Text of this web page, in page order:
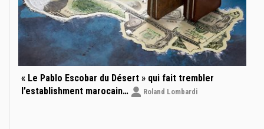
« Le Pablo Escobar du Désert » qui fait trembler
l’establishment marocain…
Roland Lombardi